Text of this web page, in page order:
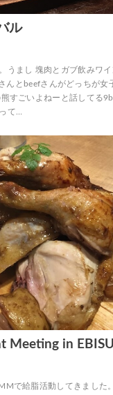
ル
うまし 塊肉とガブ飲みワ
んとbeefさんがどっちが女
すごいよねーと話してる
て…
Meeting in EBISU
で給脂活動してきました